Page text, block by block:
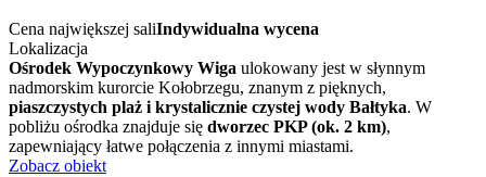
Cena największej saliIndywidualna wycena
Lokalizacja
Ośrodek Wypoczynkowy Wiga ulokowany jest w słynnym
nadmorskim kurorcie Kołobrzegu, znanym z pięknych,
piaszczystych plaż i krystalicznie czystej wody Bałtyka. W
pobliżu ośrodka znajduje się dworzec PKP (ok. 2 km),
zapewniający łatwe połączenia z innymi miastami.
Zobacz obiekt